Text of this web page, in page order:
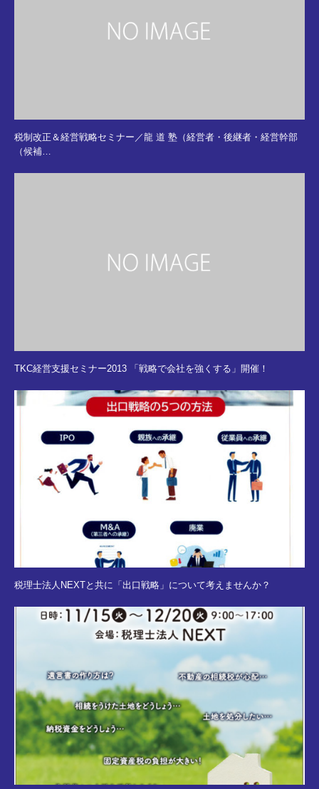
税制改正＆経営戦略セミナー／龍 道 塾（経営者・後継者・経営幹部
（候補…
TKC経営支援セミナー2013 「戦略で会社を強くする」開催！
税理士法人NEXTと共に「出口戦略」について考えませんか？